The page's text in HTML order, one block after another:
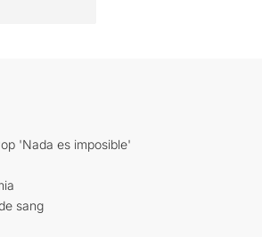
'Nada es imposible'
sang